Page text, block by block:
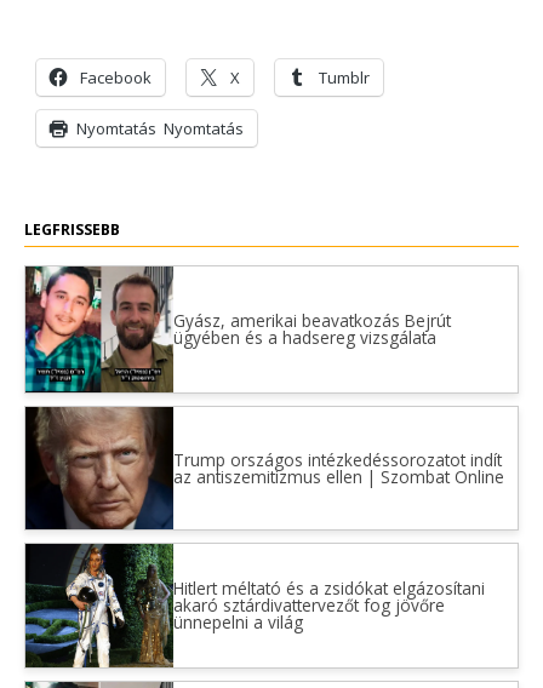
Facebook X Tumblr
Nyomtatás Nyomtatás
LEGFRISSEBB
Gyász, amerikai beavatkozás Bejrút
ügyében és a hadsereg vizsgálata
Trump országos intézkedéssorozatot indít
az antiszemitizmus ellen | Szombat Online
Hitlert méltató és a zsidókat elgázosítani
akaró sztárdivattervezőt fog jövőre
ünnepelni a világ